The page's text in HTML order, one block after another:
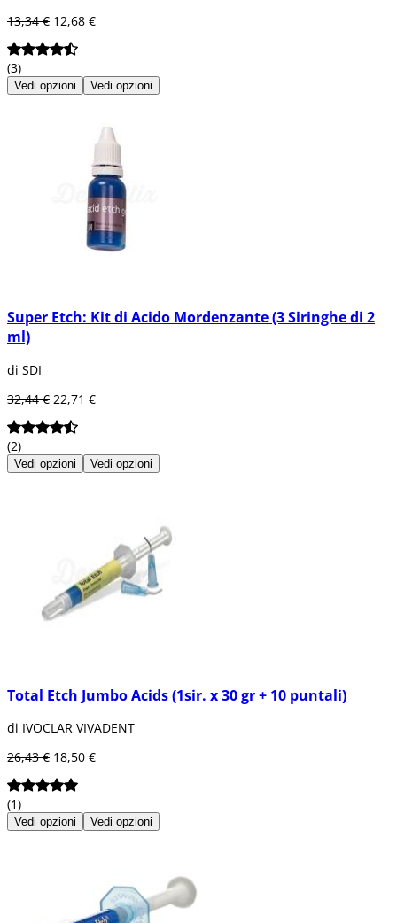
13,34 € 12,68 €
(3)
Vedi opzioni Vedi opzioni
Super Etch: Kit di Acido Mordenzante (3 Siringhe di 2
ml)
di SDI
32,44 € 22,71 €
(2)
Vedi opzioni Vedi opzioni
Total Etch Jumbo Acids (1sir. x 30 gr + 10 puntali)
di IVOCLAR VIVADENT
26,43 € 18,50 €
(1)
Vedi opzioni Vedi opzioni